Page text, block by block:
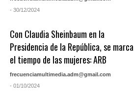
- 30/12/2024
Con Claudia Sheinbaum en la
Presidencia de la República, se marca
el tiempo de las mujeres: ARB
frecuenciamultimedia.adm@gmail.com
- 01/10/2024